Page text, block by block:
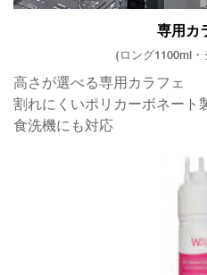
専用カ
(ロング1100ml
高さが選べる専用カラフェ
割れにくいポリカーボネート
食洗機にも対応